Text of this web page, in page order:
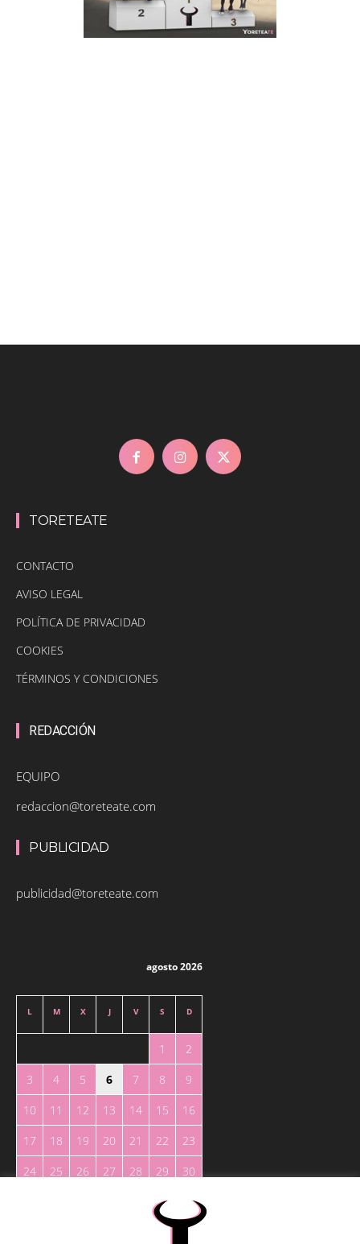
TORETEATE
CONTACTO
AVISO LEGAL
POLÍTICA DE PRIVACIDAD
COOKIES
TÉRMINOS Y CONDICIONES
REDACCIÓN
EQUIPO
redaccion@toreteate.com
PUBLICIDAD
publicidad@toreteate.com
agosto 2026
L M X J V S D
1
2
3
4 5 6 7 8
9
10
11 12 13 14 15
16
17
18 19 20 21 22
23
24
25 26 27 28 29
30